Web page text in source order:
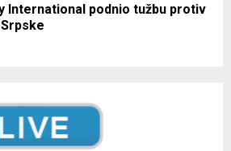
International podnio tužbu protiv